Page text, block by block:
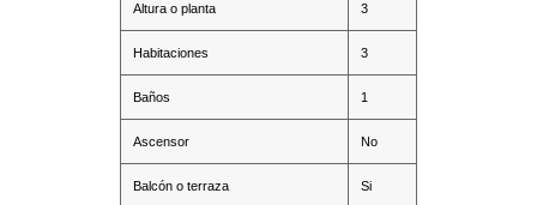
Altura o planta 3
Habitaciones 3
Baños 1
Ascensor No
Balcón o terraza Si